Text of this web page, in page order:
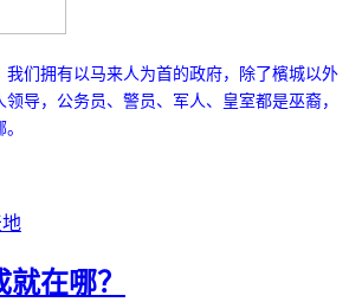
我们拥有以马来人为首的政府，除了檳城以外
导，公务员、警员、军人、皇室都是巫裔，
在哪？